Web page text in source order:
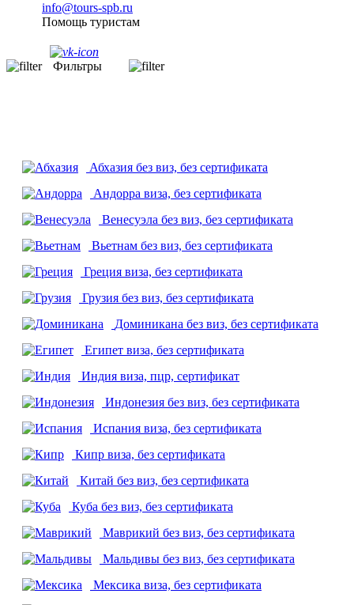
info@tours-spb.ru
Помощь туристам
Фильтры
Абхазия без виз, без сертификата
Андорра виза, без сертификата
Венесуэла без виз, без сертификата
Вьетнам без виз, без сертификата
Греция виза, без сертификата
Грузия без виз, без сертификата
Доминикана без виз, без сертификата
Египет виза, без сертификата
Индия виза, пцр, сертификат
Индонезия без виз, без сертификата
Испания виза, без сертификата
Кипр виза, без сертификата
Китай без виз, без сертификата
Куба без виз, без сертификата
Маврикий без виз, без сертификата
Мальдивы без виз, без сертификата
Мексика виза, без сертификата